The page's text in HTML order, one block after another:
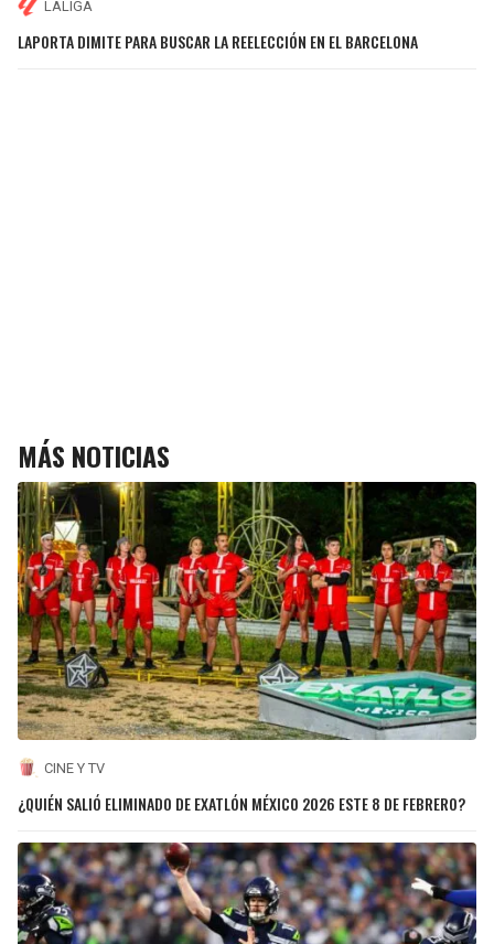
LALIGA
LAPORTA DIMITE PARA BUSCAR LA REELECCIÓN EN EL BARCELONA
MÁS NOTICIAS
CINE Y TV
¿QUIÉN SALIÓ ELIMINADO DE EXATLÓN MÉXICO 2026 ESTE 8 DE FEBRERO?